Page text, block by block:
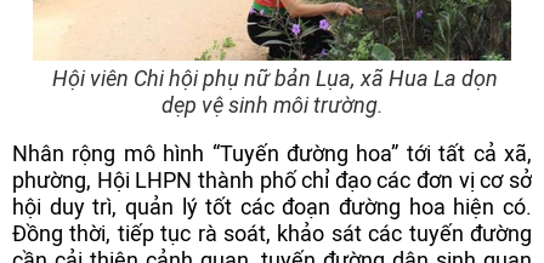
Hội viên Chi hội phụ nữ bản Lụa, xã Hua La dọn
dẹp vệ sinh môi trường.
Nhân rộng mô hình “Tuyến đường hoa” tới tất cả xã,
phường, Hội LHPN thành phố chỉ đạo các đơn vị cơ sở
hội duy trì, quản lý tốt các đoạn đường hoa hiện có.
Đồng thời, tiếp tục rà soát, khảo sát các tuyến đường